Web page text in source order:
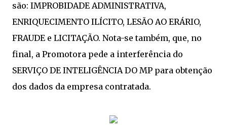
são: IMPROBIDADE ADMINISTRATIVA,
ENRIQUECIMENTO ILÍCITO, LESÃO AO ERÁRIO,
FRAUDE e LICITAÇÃO. Nota-se também, que, no
final, a Promotora pede a interferência do
SERVIÇO DE INTELIGÊNCIA DO MP para obtenção
dos dados da empresa contratada.